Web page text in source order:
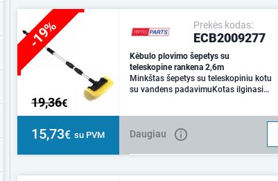
-19%
19,36€
Prekės kodas:
ECB2009277
Kėbulo plovimo šepetys su
teleskopine rankena 2,6m
Minkštas šepetys su teleskopiniu kotu
su vandens padavimuKotas ilginasi
15,73€ su PVM Daugiau